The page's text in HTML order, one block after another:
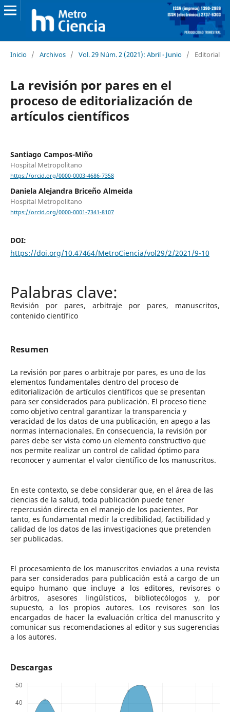
Inicio / Archivos / Vol. 29 Núm. 2 (2021): Abril - Junio / Editorial
La revisión por pares en el
proceso de editorialización de
artículos científicos
Santiago Campos-Miño
Hospital Metropolitano
https://orcid.org/0000-0003-4686-7358
Daniela Alejandra Briceño Almeida
Hospital Metropolitano
https://orcid.org/0000-0001-7341-8107
DOI:
https://doi.org/10.47464/MetroCiencia/vol29/2/2021/9-10
Revisión por pares, arbitraje por pares, manuscritos,
contenido científico
Resumen
La revisión por pares o arbitraje por pares, es uno de los
elementos fundamentales dentro del proceso de
editorialización de artículos científicos que se presentan
para ser considerados para publicación. El proceso tiene
como objetivo central garantizar la transparencia y
veracidad de los datos de una publicación, en apego a las
normas internacionales. En consecuencia, la revisión por
pares debe ser vista como un elemento constructivo que
nos permite realizar un control de calidad óptimo para
reconocer y aumentar el valor científico de los manuscritos.
En este contexto, se debe considerar que, en el área de las
ciencias de la salud, toda publicación puede tener
repercusión directa en el manejo de los pacientes. Por
tanto, es fundamental medir la credibilidad, factibilidad y
calidad de los datos de las investigaciones que pretenden
ser publicadas.
El procesamiento de los manuscritos enviados a una revista
para ser considerados para publicación está a cargo de un
equipo humano que incluye a los editores, revisores o
árbitros, asesores lingüísticos, bibliotecólogos y, por
supuesto, a los propios autores. Los revisores son los
encargados de hacer la evaluación crítica del manuscrito y
comunicar sus recomendaciones al editor y sus sugerencias
a los autores.
Descargas